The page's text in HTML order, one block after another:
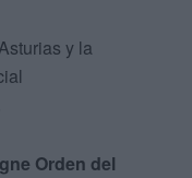
y la
Orden del